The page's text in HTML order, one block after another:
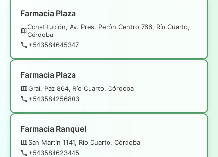
Farmacia Plaza
Constitución, Av. Pres. Perón Centro 766, Río Cuarto,
Córdoba
+543584645347
Farmacia Plaza
Gral. Paz 864, Río Cuarto, Córdoba
+543584256803
Farmacia Ranquel
San Martín 1141, Río Cuarto, Córdoba
+543584623445